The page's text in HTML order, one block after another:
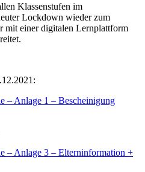
Klassenstufen im
Lockdown wieder zum
mit einer digitalen Lernplattform
– Anlage 1 – Bescheinigung
– Anlage 3 – Elterninformation +